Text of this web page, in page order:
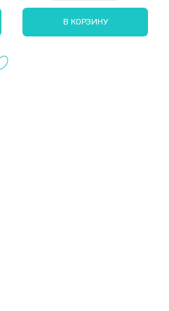
В КОРЗИНУ